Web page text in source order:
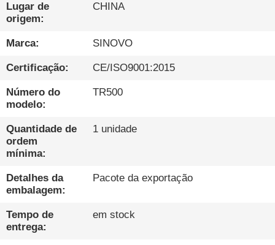
SOBRE
NÓS
EXCURSÃO
DA
FÁBRICA
CONTROLE
DA
QUALIDADE
Lugar de
origem:
CHINA
Marca: SINOVO
Certificação: CE/ISO9001:2015
Número do
modelo:
TR500
Quantidade de
ordem
mínima:
1 unidade
Detalhes da
embalagem:
Pacote da exportação
Tempo de
entrega:
em stock